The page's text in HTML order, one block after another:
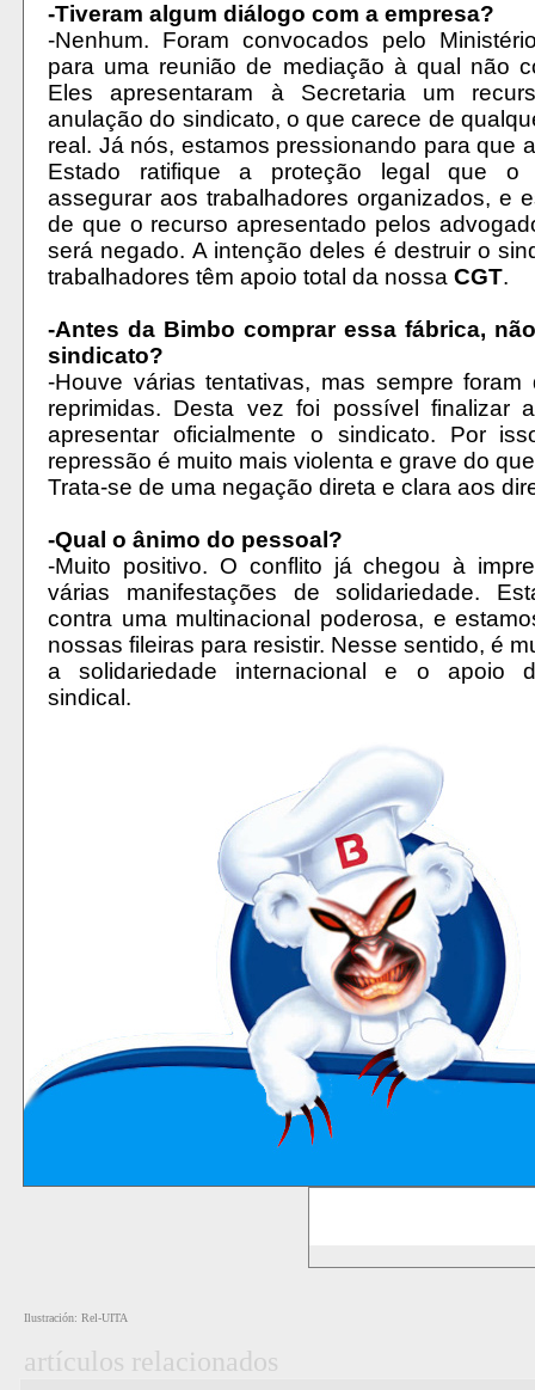
-Tiveram algum diálogo com a empresa?
-Nenhum. Foram convocados pelo
para uma reunião de mediação à qual não
Eles apresentaram à Secretaria um
anulação do sindicato, o que carece de
real. Já nós, estamos pressionando para que
Estado ratifique a proteção legal que o
assegurar aos trabalhadores organizados, e
de que o recurso apresentado pelos
será negado. A intenção deles é destruir o
trabalhadores têm apoio total da nossa CGT.
-Antes da Bimbo comprar essa fábrica,
sindicato?
-Houve várias tentativas, mas sempre foram
reprimidas. Desta vez foi possível finalizar
apresentar oficialmente o sindicato. Por
repressão é muito mais violenta e grave do
Trata-se de uma negação direta e clara aos
-Qual o ânimo do pessoal?
-Muito positivo. O conflito já chegou à
várias manifestações de solidariedade.
contra uma multinacional poderosa, e
nossas fileiras para resistir. Nesse sentido, é
a solidariedade internacional e o apoio
sindical.
Ilustración: Rel-UITA
artículos relacionados